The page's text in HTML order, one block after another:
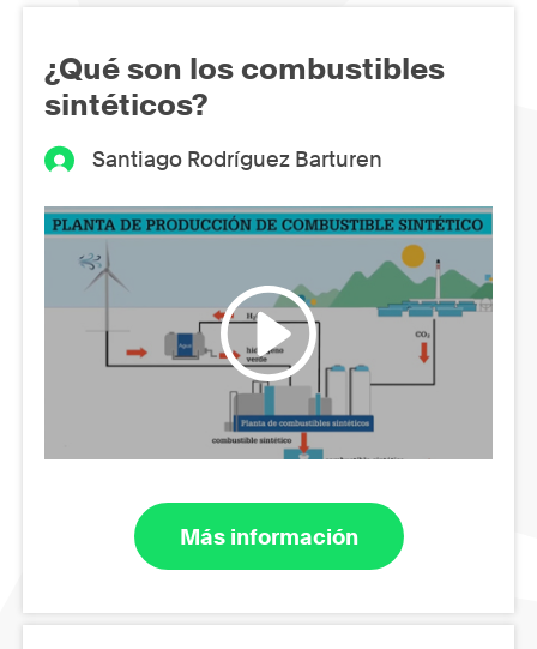
¿Qué son los combustibles
sintéticos?
Santiago Rodríguez Barturen
Más información